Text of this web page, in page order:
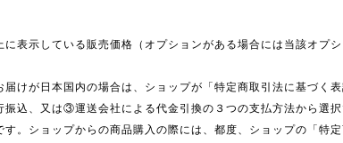
表示している販売価格（オプションがある場合には当該オプ
けが日本国内の場合は、ショップが「特定商取引法に基づく
込、又は③運送会社による代金引換の３つの支払方法から選
。ショップからの商品購入の際には、都度、ショップの「特